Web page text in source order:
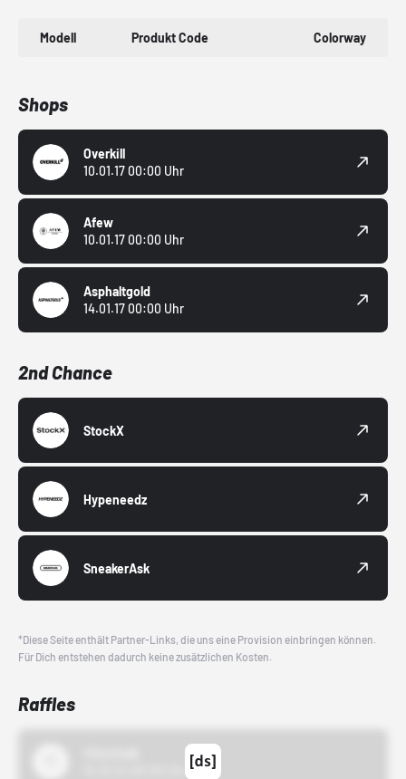
Modell Produkt Code Colorway
Shops
Overkill
10.01.17 00:00 Uhr
Afew
10.01.17 00:00 Uhr
Asphaltgold
14.01.17 00:00 Uhr
2nd Chance
StockX
Hypeneedz
SneakerAsk
*Diese Seite enthält Partner-Links, die uns eine Provision einbringen können.
Für Dich entstehen dadurch keine zusätzlichen Kosten.
Raffles